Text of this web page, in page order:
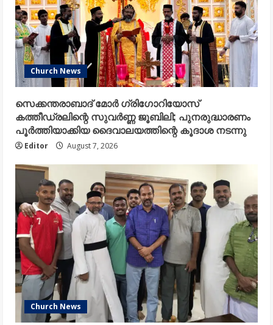
Church News
സെക്കന്തരാബാദ് മോർ ഗ്രിഗോറിയോസ്
കത്തീഡ്രലിന്റെ സുവർണ്ണ ജൂബിലി; പുനരുദ്ധാരണം
പൂർത്തിയാക്കിയ ദൈവാലയത്തിന്റെ കൂദാശ നടന്നു
Editor August 7, 2026
Church News